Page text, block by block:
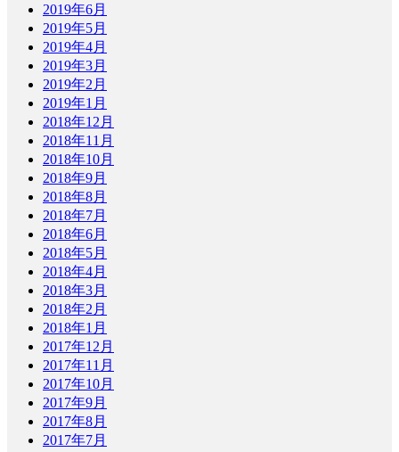
2019年6月
2019年5月
2019年4月
2019年3月
2019年2月
2019年1月
2018年12月
2018年11月
2018年10月
2018年9月
2018年8月
2018年7月
2018年6月
2018年5月
2018年4月
2018年3月
2018年2月
2018年1月
2017年12月
2017年11月
2017年10月
2017年9月
2017年8月
2017年7月